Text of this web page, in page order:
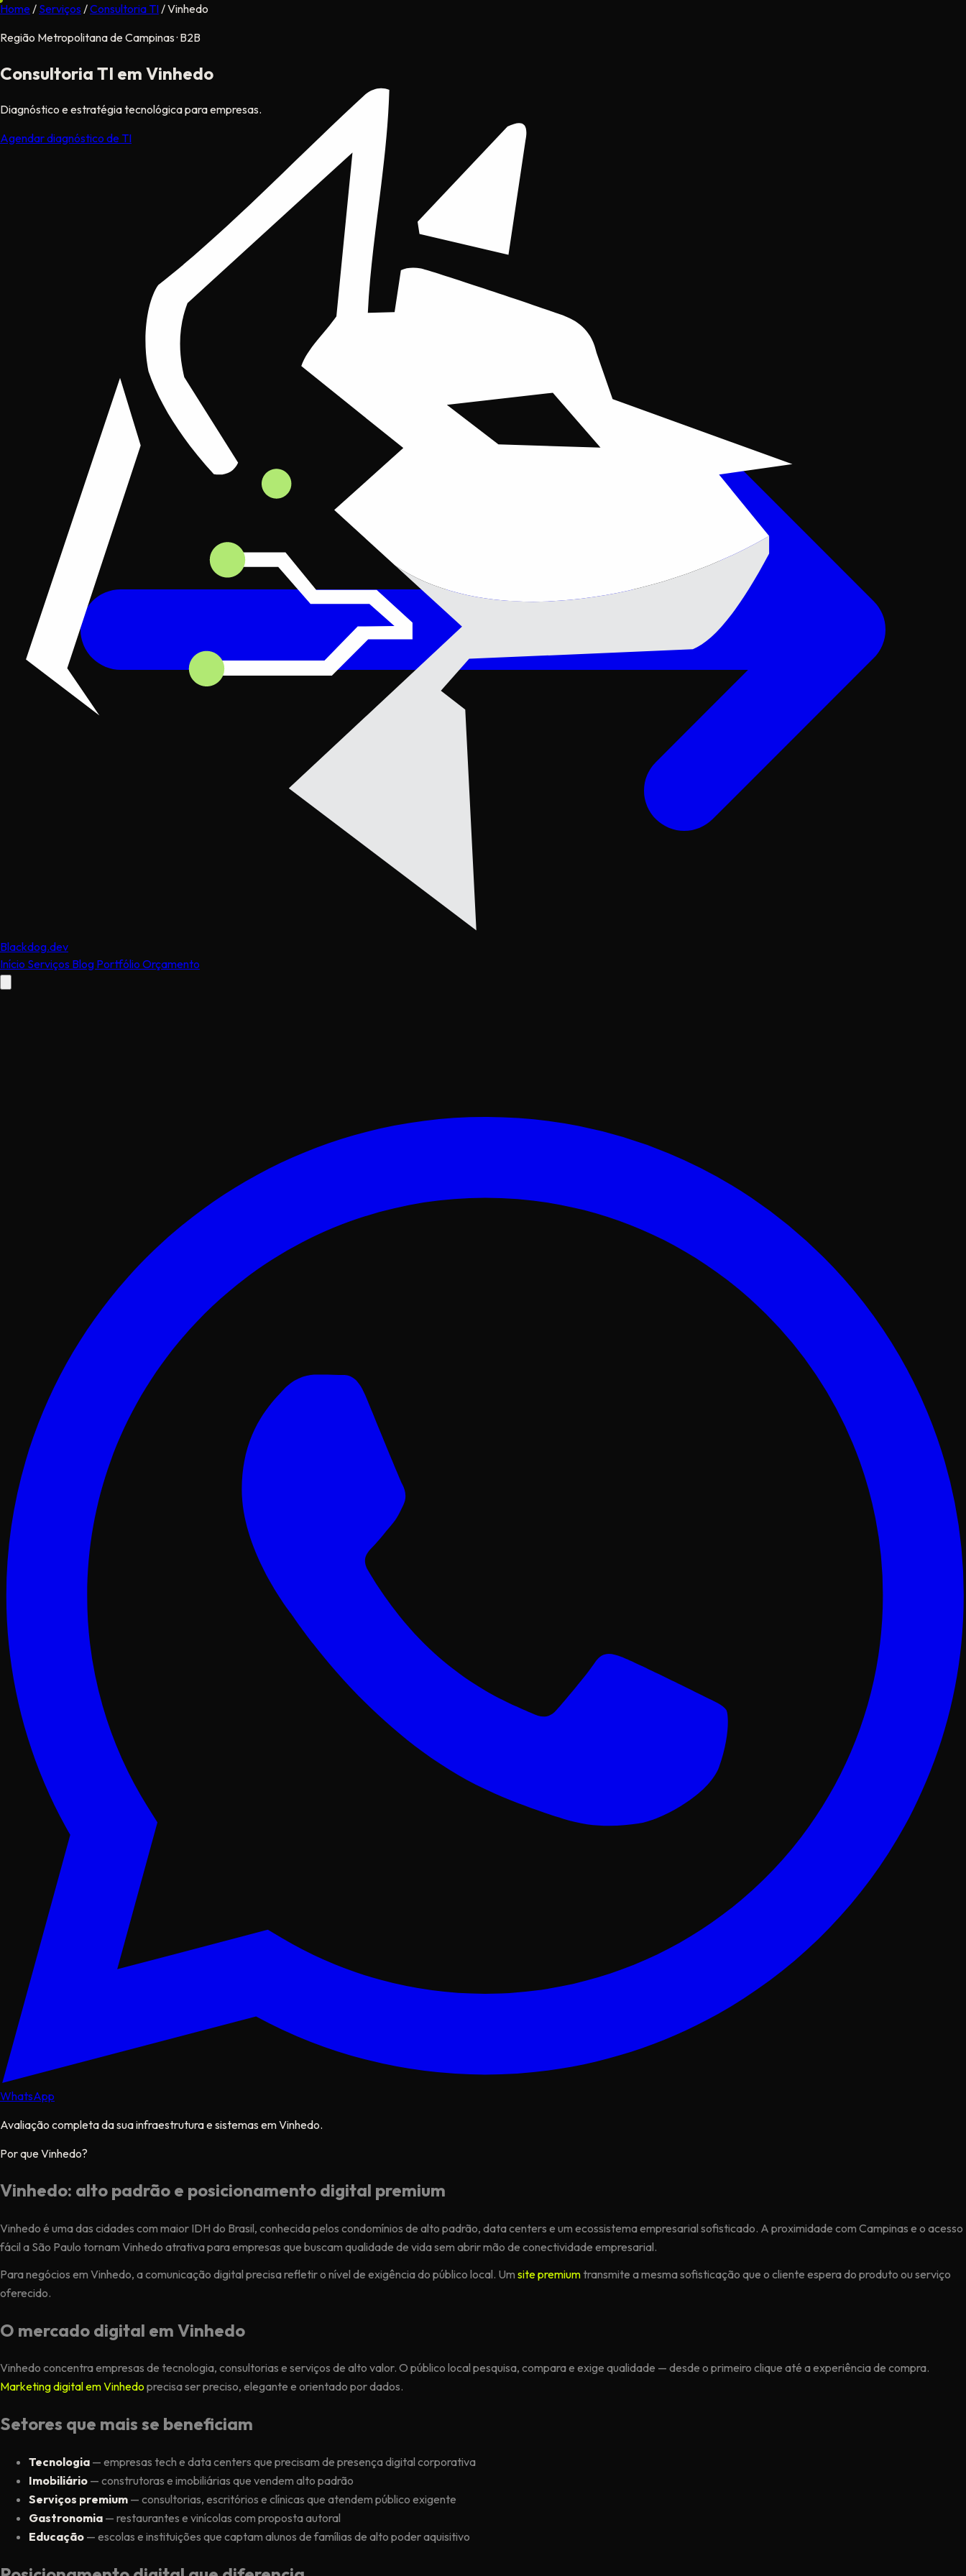
Blackdog.dev
Início Serviços Blog Portfólio Orçamento
Home/ Serviços /Consultoria TI/Vinhedo
Região Metropolitana de Campinas · B2B
Consultoria TI em Vinhedo
Diagnóstico e estratégia tecnológica para empresas.
Agendar diagnóstico de TI
WhatsApp
Avaliação completa da sua infraestrutura e sistemas em Vinhedo.
Por que Vinhedo?
Vinhedo: alto padrão e posicionamento digital premium
Vinhedo é uma das cidades com maior IDH do Brasil, conhecida pelos condomínios de alto padrão, data centers e um ecossistema empresarial sofisticado. A proximidade com Campinas e o acesso
fácil a São Paulo tornam Vinhedo atrativa para empresas que buscam qualidade de vida sem abrir mão de conectividade empresarial.
Para negócios em Vinhedo, a comunicação digital precisa refletir o nível de exigência do público local. Um site premiumtransmite a mesma sofisticação que o cliente espera do produto ou serviço
oferecido.
O mercado digital em Vinhedo
Vinhedo concentra empresas de tecnologia, consultorias e serviços de alto valor. O público local pesquisa, compara e exige qualidade — desde o primeiro clique até a experiência de compra.
Marketing digital em Vinhedo precisa ser preciso, elegante e orientado por dados.
Setores que mais se beneficiam
Tecnologia — empresas tech e data centers que precisam de presença digital corporativa
Imobiliário — construtoras e imobiliárias que vendem alto padrão
Serviços premium — consultorias, escritórios e clínicas que atendem público exigente
Gastronomia — restaurantes e vinícolas com proposta autoral
Educação — escolas e instituições que captam alunos de famílias de alto poder aquisitivo